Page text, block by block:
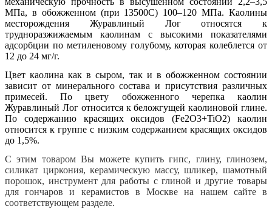
МПа, в обожженном (при 13500С) 100–120 МПа. Каолины
месторождения Журавлиный Лог относятся к
трудноразжижаемым каолинам с высокими показателями
адсорбции по метиленовому голубому, которая колеблется от
12 до 24 мг/г.
Цвет каолина как в сыром, так и в обожженном состоянии
зависит от минерального состава и присутствия различных
примесей. По цвету обожженного черепка каолин
Журавлиный Лог относится к беложгущей каолиновой глине.
По содержанию красящих оксидов (Fe2O3+TiO2) каолин
относится к группе с низким содержанием красящих оксидов
до 1,5%.
С этим товаром Вы можете купить гипс, глину, глинозем,
силикат циркония, керамическую массу, шликер, шамотный
порошок, инструмент для работы с глиной и другие товары
для гончаров и керамистов в Москве на нашем сайте в
соответствующем разделе.